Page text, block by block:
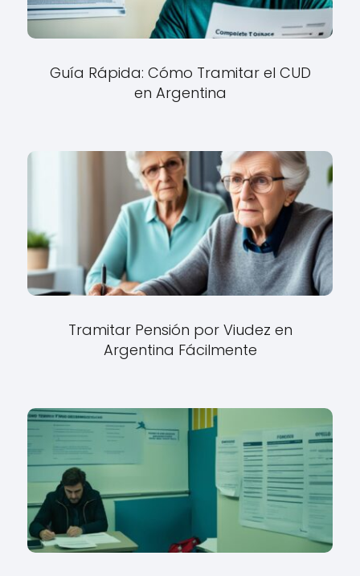
Guía Rápida: Cómo Tramitar el CUD
en Argentina
Tramitar Pensión por Viudez en
Argentina Fácilmente